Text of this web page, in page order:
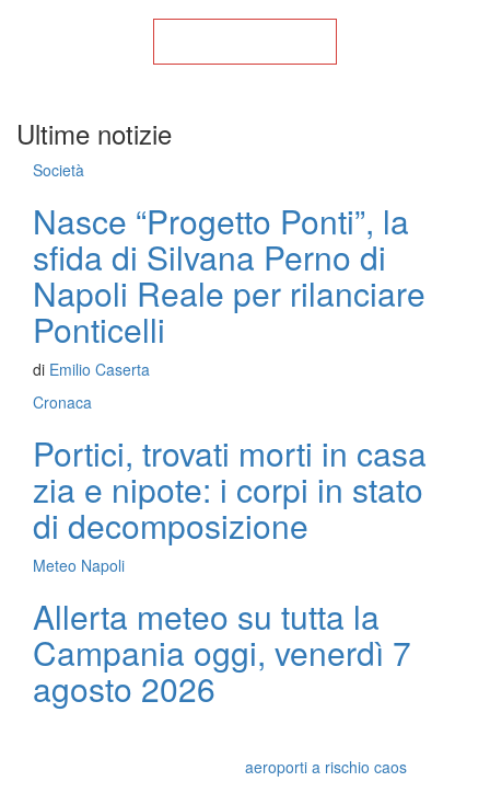
Ultime notizie
Società
Nasce “Progetto Ponti”, la
sfida di Silvana Perno di
Napoli Reale per rilanciare
Ponticelli
di Emilio Caserta
Cronaca
Portici, trovati morti in casa
zia e nipote: i corpi in stato
di decomposizione
Meteo Napoli
Allerta meteo su tutta la
Campania oggi, venerdì 7
agosto 2026
aeroporti a rischio caos